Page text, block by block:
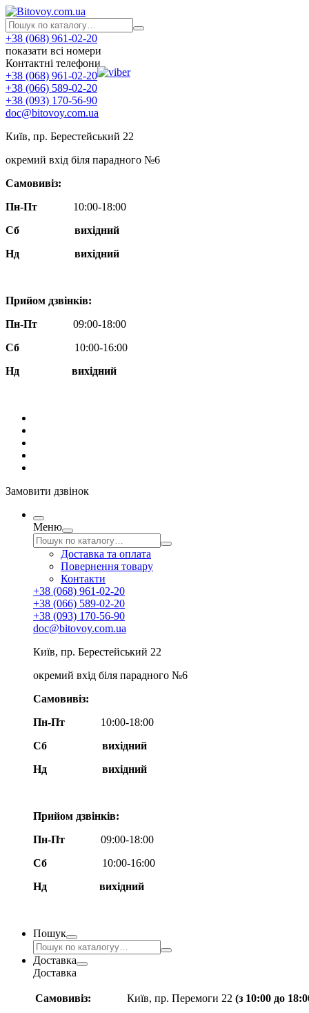
+38 (068) 961-02-20
показати всі номери
Контактні телефони
+38 (068) 961-02-20
+38 (066) 589-02-20
+38 (093) 170-56-90
doc@bitovoy.com.ua
Київ, пр. Берестейський 22
окремий вхід біля парадного №6
Самовивіз:
Пн-Пт
10:00-18:00
Сб
вихідний
Нд
вихідний
Прийом дзвінків:
Пн-Пт
09:00-18:00
Сб
10:00-16:00
Нд вихідний
Замовити дзвінок
Меню
Доставка та оплата
Повернення товару
Контакти
+38 (068) 961-02-20
+38 (066) 589-02-20
+38 (093) 170-56-90
doc@bitovoy.com.ua
Київ, пр. Берестейський 22
окремий вхід біля парадного №6
Самовивіз:
Пн-Пт
10:00-18:00
Сб
вихідний
Нд
вихідний
Прийом дзвінків:
Пн-Пт
09:00-18:00
Сб
10:00-16:00
Нд вихідний
Пошук
Доставка
Доставка
Самовивіз: Київ, пр. Перемоги 22 (з 10:00 до